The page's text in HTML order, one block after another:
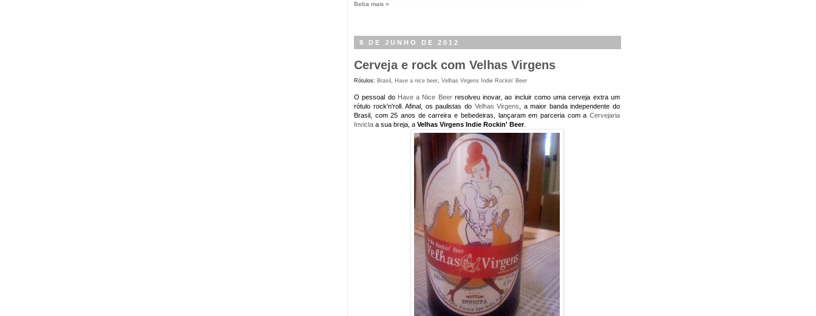
Beba mais »
8 DE JUNHO DE 2012
Cerveja e rock com Velhas Virgens
Rótulos: Brasil Have a nice beer Velhas Virgens Indie Rockin' Beer
O pessoal do Have a Nice Beerresolveu inovar, ao incluir como uma cerveja extra um
rótulo rock'n'roll. Afinal, os paulistas do Velhas Virgens , a maior banda independente do
Brasil, com 25 anos de carreira e bebedeiras, lançaram em parceria com a Cervejaria
Invicta a sua breja, a Velhas Virgens Indie Rockin' Beer.